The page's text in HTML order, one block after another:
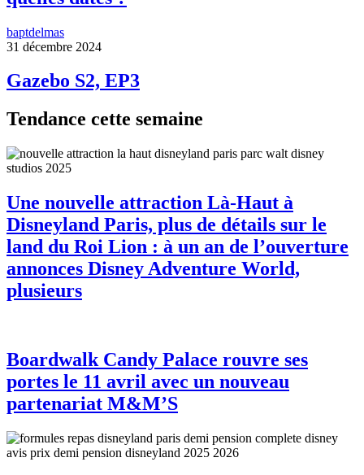
baptdelmas
31 décembre 2024
Gazebo S2, EP3
Tendance cette semaine
Une nouvelle attraction Là-Haut à
Disneyland Paris, plus de détails sur le
land du Roi Lion : à un an de l’ouverture
annonces Disney Adventure World,
plusieurs
Boardwalk Candy Palace rouvre ses
portes le 11 avril avec un nouveau
partenariat M&M’S